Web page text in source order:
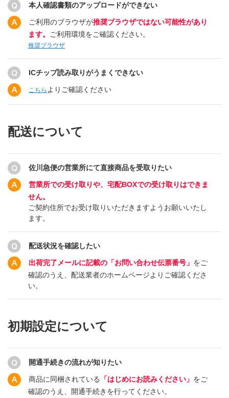
本人確認書類のアップロードができない
ご利用のブラウザが推奨ブラウザではない可能性があり
ます。
ご利用環境をご確認ください。
推奨ブラウザ
ICチップ読み取りがうまくできない
こちら よりご確認ください
配送について
佐川急便の営業所にて直接商品を受取りたい
営業所での受け取りや、宅配BOXでの受け取りはできま
せん。
ご契約住所でお受け取りいただきますようお願いいたし
ます。
配送状況を確認したい
出荷完了メールに記載の「お問い合わせ伝票番号」 をご
確認のうえ、配送業者のホームページよりご確認くださ
い。
初期設定について
開通手続きの流れが知りたい
商品に同梱されている 「はじめにお読みください」 をご
確認のうえ、開通手続きを行ってください。